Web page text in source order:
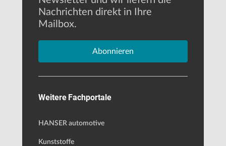
Nachrichten direkt in Ihre
Mailbox.
Abonnieren
Weitere Fachportale
HANSER automotive
Kunststoffe